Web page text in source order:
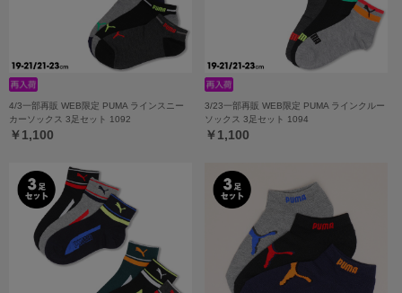
4/3一部再販 WEB限定 PUMA ラインスニー
カーソックス 3足セット 1092
￥1,100
3/23一部再販 WEB限定 PUMA ラインクルー
ソックス 3足セット 1094
￥1,100